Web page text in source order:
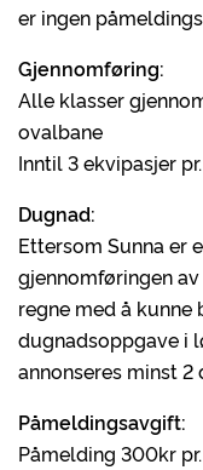
er ingen
Gjennomføring:
Alle klasser
ovalbane
Inntil 3 ekvipasjer
Dugnad:
Ettersom Sunna er
gjennomføringen
regne med å
dugnadsoppgave i
annonseres minst 2
Påmeldingsavgift:
Påmelding 300kr